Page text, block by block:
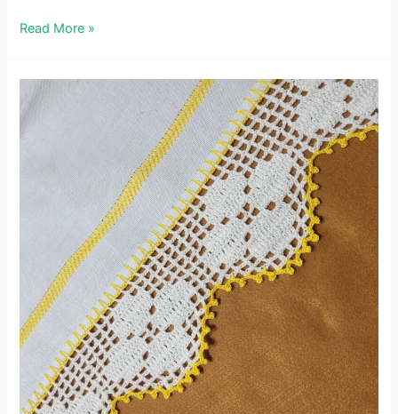
Bico
com
Borboletas
em
Crochê
Fácil
Read More »